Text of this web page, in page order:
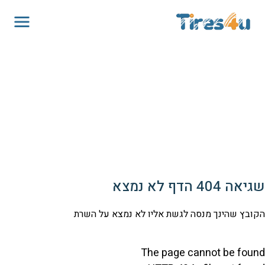
שגיאה 404 הדף לא נמצא
הקובץ שהינך מנסה לגשת אליו לא נמצא על השרת
The page cannot be found